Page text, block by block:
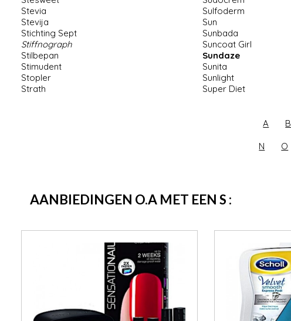
Stevia
Stevija
Stichting Sept
Stiffnograph
Stilbepan
Stimudent
Stopler
Strath
Sulfoderm
Sun
Sunbada
Suncoat Girl
Sundaze
Sunita
Sunlight
Super Diet
A B
N O
AANBIEDINGEN O.A MET EEN S :